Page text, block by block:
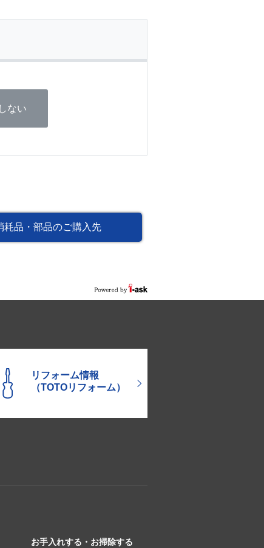
ない
耗品・部品のご購入先
リフォーム情報
（TOTOリフォーム）
お手入れする・お掃除する